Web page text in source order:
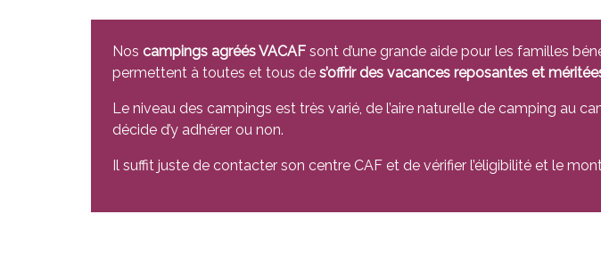
Nos campings agréés VACAF sont d’une grande aide pour les familles
permettent à toutes et tous de s’offrir des vacances reposantes et
Le niveau des campings est très varié, de l’aire naturelle de camping au
décide d’y adhérer ou non.
Il suffit juste de contacter son centre CAF et de vérifier l’éligibilité et le